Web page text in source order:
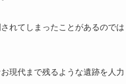
れてしまったことがあるのでは
現代まで残るような遺跡を人力